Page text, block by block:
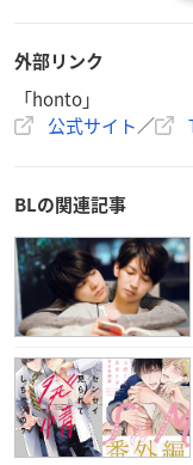
トア、電子書籍スト
を合計3,000円以上
外部リンク
「honto」
公式サイト／
BLの関連記事